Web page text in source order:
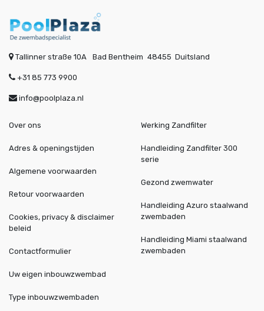
Tallinner straße 10A Bad Bentheim 48455 Duitsland
+31 85 773 9900
info@poolplaza.nl
Over ons
Adres & openingstijden
Algemene voorwaarden
Retour voorwaarden
Cookies, privacy & disclaimer
beleid
Contactformulier
Werking Zandfilter
Handleiding Zandfilter 300
serie
Gezond zwemwater
Handleiding Azuro staalwand
zwembaden
Handleiding Miami staalwand
zwembaden
Uw eigen inbouwzwembad
Type inbouwzwembaden